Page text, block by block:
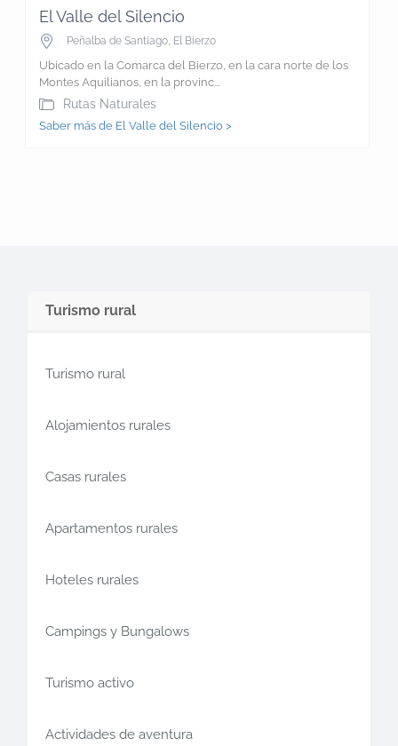
El Valle del Silencio
Peñalba de Santiago, El Bierzo
Ubicado en la Comarca del Bierzo, en la cara norte de los
Montes Aquilianos, en la provinc...
Rutas Naturales
Saber más de El Valle del Silencio >
Turismo rural
Turismo rural
Alojamientos rurales
Casas rurales
Apartamentos rurales
Hoteles rurales
Campings y Bungalows
Turismo activo
Actividades de aventura